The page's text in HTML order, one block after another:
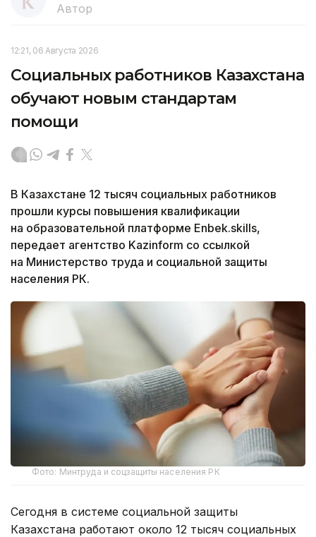
Автор
12:21, 06 Августа 2026
Социальных работников Казахстана
обучают новым стандартам
помощи
В Казахстане 12 тысяч социальных работников
прошли курсы повышения квалификации
на образовательной платформе Enbek.skills,
передает агентство Kazinform со ссылкой
на Министерство труда и социальной защиты
населения РК.
Фото: Минтруда и соцзащиты населения РК
Сегодня в системе социальной защиты
Казахстана работают около 12 тысяч социальных